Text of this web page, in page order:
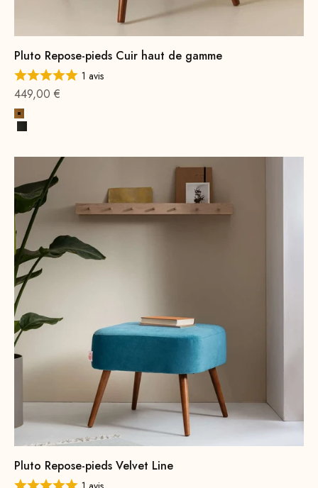
Pluto Repose-pieds Cuir haut de gamme
1 avis
Offre à partir de
449,00 €
Cognac Premium
Noir
Pluto Repose-pieds Velvet Line